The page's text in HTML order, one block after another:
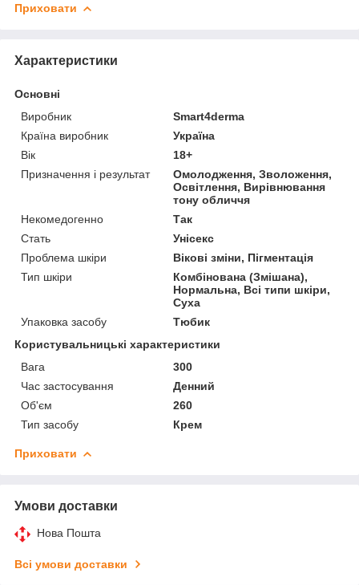
Приховати
Характеристики
Основні
Виробник
Smart4derma
Країна виробник
Україна
Вік
18+
Призначення і результат
Омолодження, Зволоження,
Освітлення, Вирівнювання
тону обличчя
Некомедогенно
Так
Стать
Унісекс
Проблема шкіри
Вікові зміни, Пігментація
Тип шкіри
Комбінована (Змішана),
Нормальна, Всі типи шкіри,
Суха
Упаковка засобу
Тюбик
Користувальницькі характеристики
Вага
300
Час застосування
Денний
Об'єм
260
Тип засобу
Крем
Приховати
Умови доставки
Нова Пошта
Всі умови доставки